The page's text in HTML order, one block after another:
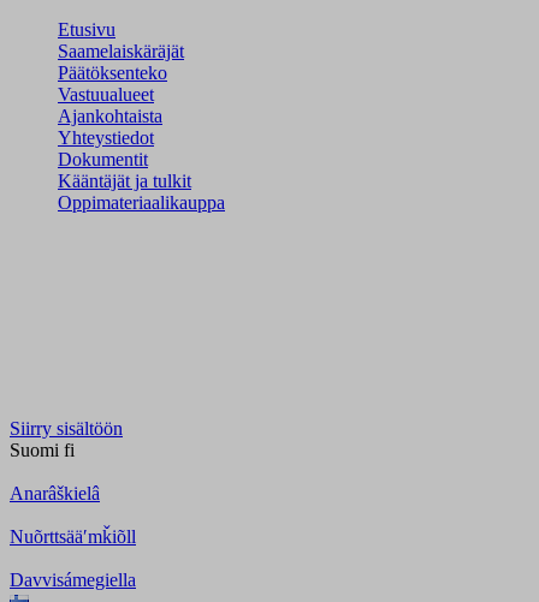
Etusivu
Saamelaiskäräjät
Päätöksenteko
Vastuualueet
Ajankohtaista
Yhteystiedot
Dokumentit
Kääntäjät ja tulkit
Oppimateriaalikauppa
Siirry sisältöön
Suomi fi
Anarâškielâ
Nuõrttsääʹmǩiõll
Davvisámegiella